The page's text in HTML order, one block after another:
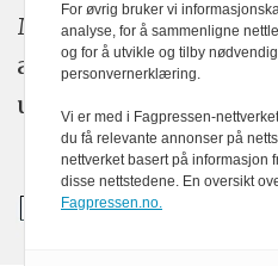
Medier24s redaksjon
ansvar for publisert
uten bruk av kunstig
For øvrig bruker vi
analyse, for å sammenligne
og for å utvikle og tilby
personvernerklæring.
Vi er med i Fagpressen-
du få relevante annonser på
nettverket basert på informasjon
disse nettstedene. En oversikt
Fagpressen.no.